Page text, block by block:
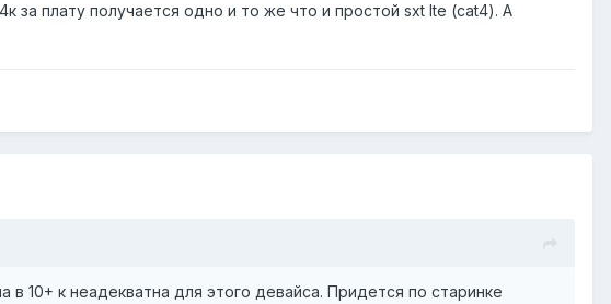
плату получается одно и то же что и простой sxt lte (cat4). А
10+ к неадекватна для этого девайса. Придется по старинке